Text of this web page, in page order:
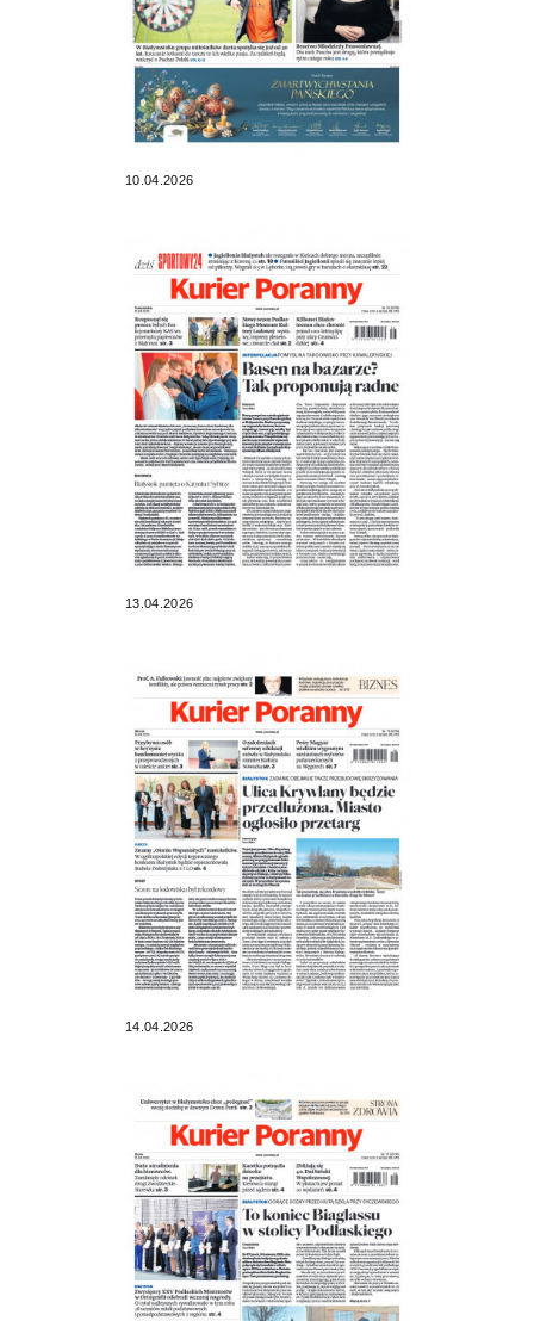
10.04.2026
13.04.2026
14.04.2026